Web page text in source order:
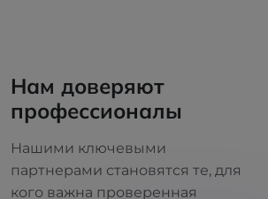
Нам доверяют
профессионалы
Нашими ключевыми
партнерами становятся те, для
кого важна проверенная